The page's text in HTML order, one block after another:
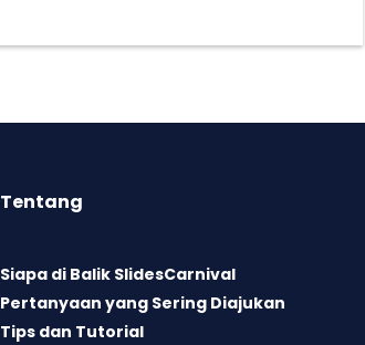
Tentang
Siapa di Balik SlidesCarnival
Pertanyaan yang Sering Diajukan
Tips dan Tutorial